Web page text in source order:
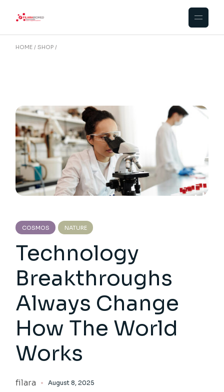
HOME SHOP
COSMOS NATURE
Technology
Breakthroughs
Always Change
How The World
Works
filara August 8, 2025